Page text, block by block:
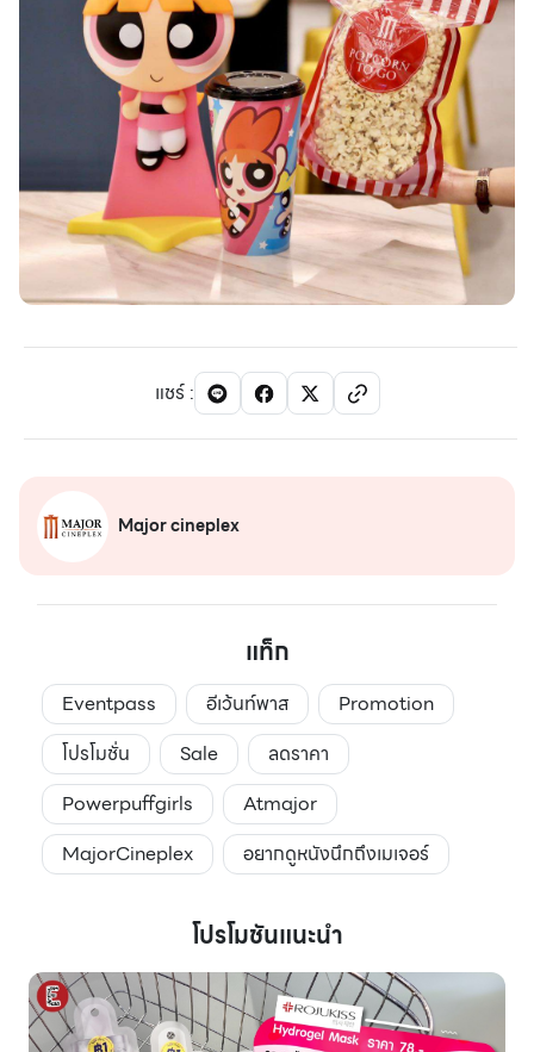
แชร์:
Major cineplex
แท็ก
Eventpass อีเว้นท์พาส
Promotion
โปรโมชั่น
Sale
ลดราคา
Powerpuffgirls
Atmajor
MajorCineplex
อยากดูหนังนึกถึงเมเจอร์
โปรโมชันแนะนำ